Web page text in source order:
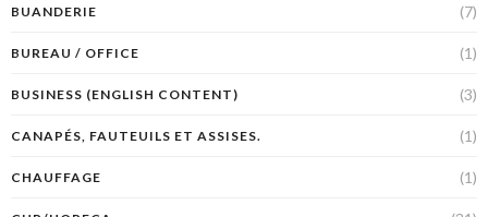
BUANDERIE (7)
BUREAU / OFFICE (1)
BUSINESS (ENGLISH CONTENT) (3)
CANAPÉS, FAUTEUILS ET ASSISES. (1)
CHAUFFAGE (1)